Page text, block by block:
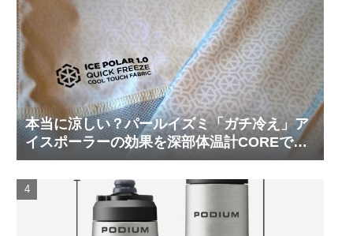
本当に涼しい？パールイズミ「ガチ冷え」ア
イスポーラーの効果を深部体温計COREで測
ってみた